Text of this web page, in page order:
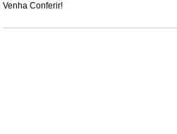
Venha Conferir!